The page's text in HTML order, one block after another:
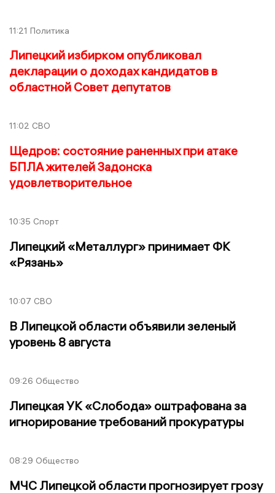
11:21 Политика
Липецкий избирком опубликовал
декларации о доходах кандидатов в
областной Совет депутатов
11:02 СВО
Щедров: состояние раненных при атаке
БПЛА жителей Задонска
удовлетворительное
10:35 Спорт
Липецкий «Металлург» принимает ФК
«Рязань»
10:07 СВО
В Липецкой области объявили зеленый
уровень 8 августа
09:26 Общество
Липецкая УК «Слобода» оштрафована за
игнорирование требований прокуратуры
08:29 Общество
МЧС Липецкой области прогнозирует грозу